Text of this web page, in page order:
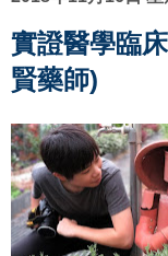
實證醫學臨
賢藥師)